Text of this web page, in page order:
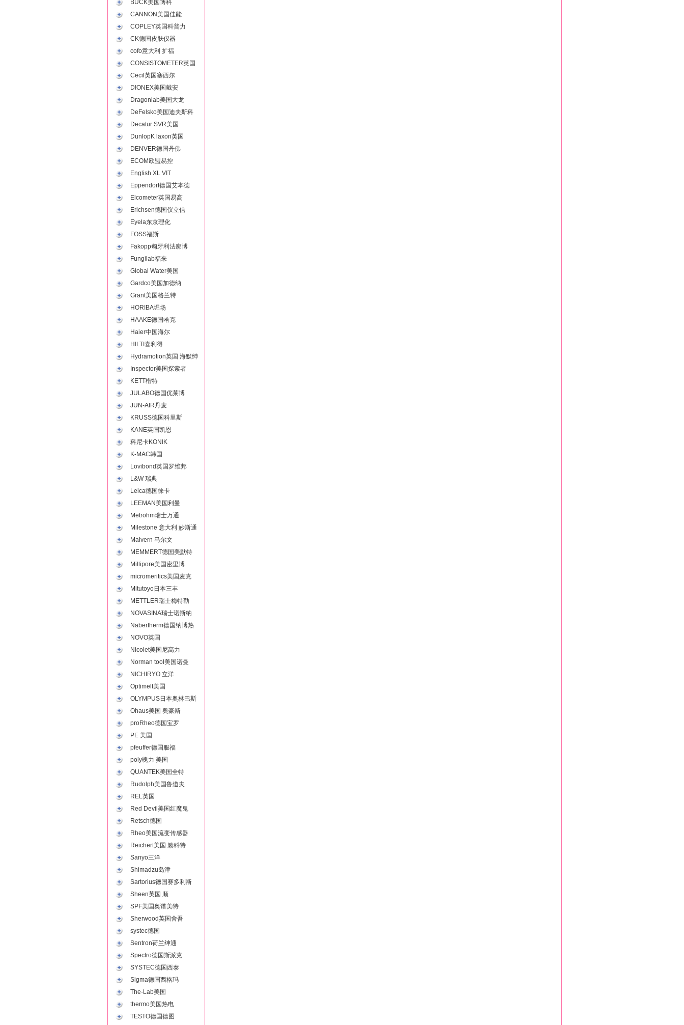
BUCK美国博科
CANNON美国佳能
COPLEY英国科普力
CK德国皮肤仪器
cofo意大利 扩福
CONSISTOMETER英国
Cecil英国塞西尔
DIONEX美国戴安
Dragonlab美国大龙
DeFelsko美国迪夫斯科
Decatur SVR美国
DunlopK laxon英国
DENVER德国丹佛
ECOM欧盟易控
English XL VIT
Eppendorf德国艾本德
Elcometer英国易高
Erichsen德国仪立信
Eyela东京理化
FOSS福斯
Fakopp匈牙利法廓博
Fungilab福来
Global Water美国
Gardco美国加德纳
Grant美国格兰特
HORIBA堀场
HAAKE德国哈克
Haier中国海尔
HILTI喜利得
Hydramotion英国 海默绅
Inspector美国探索者
KETT楷特
JULABO德国优莱博
JUN-AIR丹麦
KRUSS德国科里斯
KANE英国凯恩
科尼卡KONIK
K-MAC韩国
Lovibond英国罗维邦
L&W 瑞典
Leica德国徕卡
LEEMAN美国利曼
Metrohm瑞士万通
Milestone 意大利 妙斯通
Malvern 马尔文
MEMMERT德国美默特
Millipore美国密里博
micromeritics美国麦克
Mitutoyo日本三丰
METTLER瑞士梅特勒
NOVASINA瑞士诺斯纳
Nabertherm德国纳博热
NOVO英国
Nicolet美国尼高力
Norman tool美国诺曼
NICHIRYO 立洋
Optimelt美国
OLYMPUS日本奥林巴斯
Ohaus美国 奥豪斯
proRheo德国宝罗
PE 美国
pfeuffer德国服福
poly魄力 美国
QUANTEK美国全特
Rudolph美国鲁道夫
REL英国
Red Devil美国红魔鬼
Retsch德国
Rheo美国流变传感器
Reichert美国 籁科特
Sanyo三洋
Shimadzu岛津
Sartorius德国赛多利斯
Sheen英国 顺
SPF美国奥谱美特
Sherwood英国舍吾
systec德国
Sentron荷兰绅通
Spectro德国斯派克
SYSTEC德国西泰
Sigma德国西格玛
The-Lab美国
thermo美国热电
TESTO德国德图